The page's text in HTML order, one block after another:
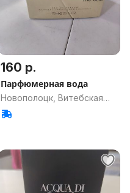
160 р.
Парфюмерная вода
Новополоцк, Витебская
обл.